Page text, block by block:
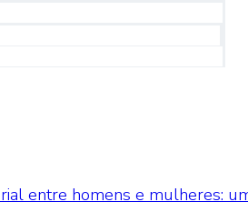
entre homens e mulheres: